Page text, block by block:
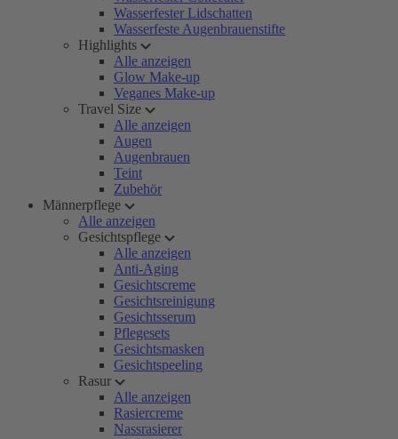
Wasserfester Lidschatten
Wasserfeste Augenbrauenstifte
Highlights
Alle anzeigen
Glow Make-up
Veganes Make-up
Travel Size
Alle anzeigen
Augen
Augenbrauen
Teint
Zubehör
Männerpflege
Alle anzeigen
Gesichtspflege
Alle anzeigen
Anti-Aging
Gesichtscreme
Gesichtsreinigung
Gesichtsserum
Pflegesets
Gesichtsmasken
Gesichtspeeling
Rasur
Alle anzeigen
Rasiercreme
Nassrasierer